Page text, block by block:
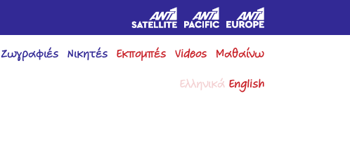
Ζωγραφιές Νικητές Εκπομπές Videos Μαθαίνω
ΕλληνικάEnglish